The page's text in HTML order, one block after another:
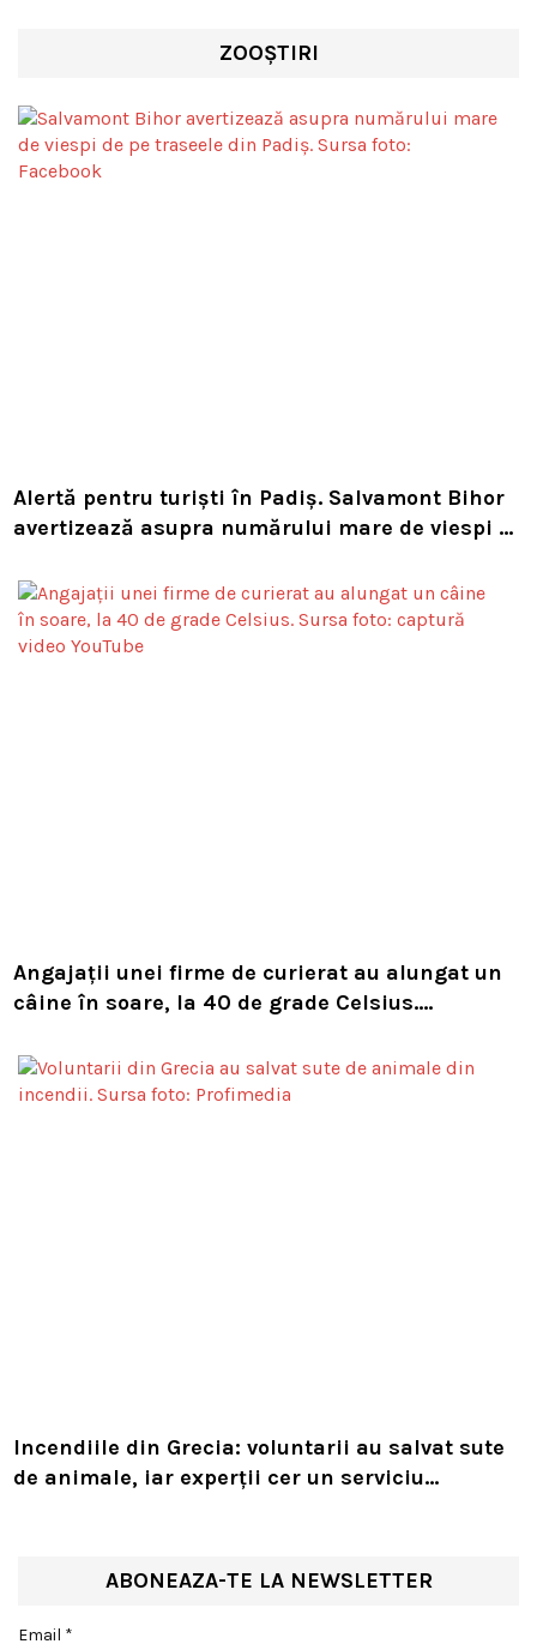
ZOOȘTIRI
Alertă pentru turiști în Padiș. Salvamont Bihor
avertizează asupra numărului mare de viespi de
Angajații unei firme de curierat au alungat un
câine în soare, la 40 de grade Celsius.
Incendiile din Grecia: voluntarii au salvat sute
de animale, iar experții cer un serviciu
ABONEAZA-TE LA NEWSLETTER
Email *